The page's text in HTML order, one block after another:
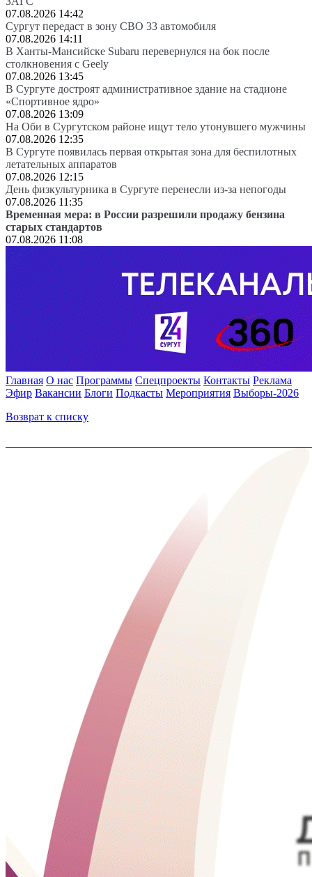
07.08.2026 14:42
Сургут передаст в зону СВО 33 автомобиля
07.08.2026 14:11
В Ханты-Мансийске Subaru перевернулся на бок после
столкновения с Geely
07.08.2026 13:45
В Сургуте достроят административное здание на стадионе
«Спортивное ядро»
07.08.2026 13:09
На Оби в Сургутском районе ищут тело утонувшего мужчины
07.08.2026 12:35
В Сургуте появилась первая открытая зона для беспилотных
летательных аппаратов
07.08.2026 12:15
День физкультурника в Сургуте перенесли из-за непогоды
07.08.2026 11:35
Временная мера: в России разрешили продажу бензина
старых стандартов
07.08.2026 11:08
Главная О нас Программы Спецпроекты Контакты Реклама
Эфир Вакансии Блоги Подкасты Мероприятия Выборы-2026
Возврат к списку